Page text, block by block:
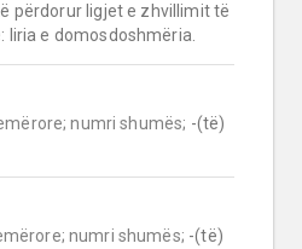
përdorur ligjet e zhvillimit të
liria e domosdoshmëria.
numri shumës;
numri shumës; -(të)